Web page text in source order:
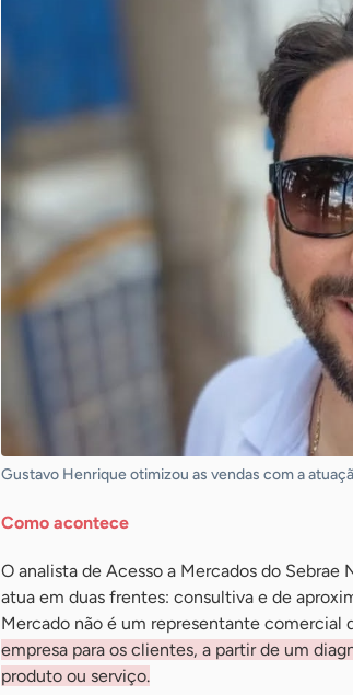
Gustavo Henrique otimizou as vendas com a
Como acontece
O analista de Acesso a Mercados do
atua em duas frentes: consultiva e de
Mercado não é um representante comercial
empresa para os clientes, a partir de um
produto ou serviço.